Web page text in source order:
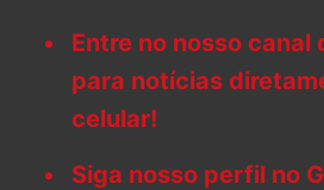
Entre no nosso canal
para notícias
celular!
Siga nosso perfil no